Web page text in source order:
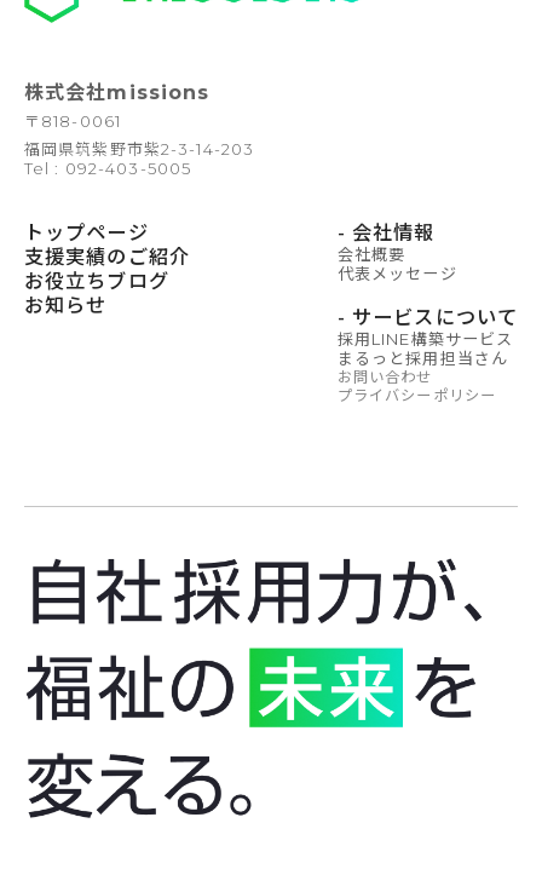
株式会社missions
〒 818-0061
福岡県筑紫野市紫2-3-14-203
Tel : 092-403-5005
トップページ
支援実績のご紹介
お役立ちブログ
お知らせ
- 会社情報
会社概要
代表メッセージ
- サービスについて
採用LINE構築サービス
まるっと採用担当さん
お問い合わせ
プライバシーポリシー